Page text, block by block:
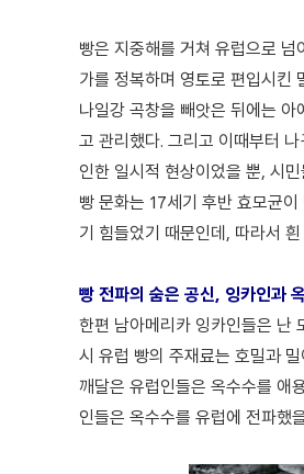
빵은 지중해를 거쳐 유럽으로
가를 정복하며 영토로 편입시킨
나일강 곡창을 빼앗은 뒤에는 아
고 관리했다. 그리고 이때부터
인한 일시적 현상이었을 뿐, 시
빵 문화는 17세기 후반 효모균
기 힘들었기 때문인데, 따라서
빵 전파의 숨은 공신, 잉카인과
한편 남아메리카 잉카인들은 난
시 유럽 빵의 주재료는 호밀과
깨달은 유럽인들은 옥수수를 애
인들은 옥수수를 유럽에 전파했